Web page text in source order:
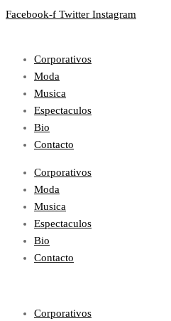
Facebook-f Twitter Instagram
Corporativos
Moda
Musica
Espectaculos
Bio
Contacto
Corporativos
Moda
Musica
Espectaculos
Bio
Contacto
Corporativos